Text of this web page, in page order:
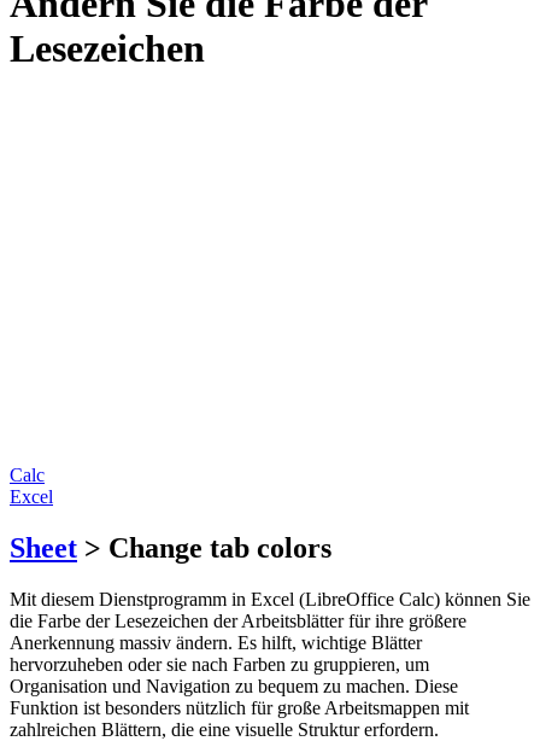
Lesezeichen
Calc
Excel
Sheet > Change tab colors
Mit diesem Dienstprogramm in Excel (LibreOffice Calc) können Sie
die Farbe der Lesezeichen der Arbeitsblätter für ihre größere
Anerkennung massiv ändern. Es hilft, wichtige Blätter
hervorzuheben oder sie nach Farben zu gruppieren, um
Organisation und Navigation zu bequem zu machen. Diese
Funktion ist besonders nützlich für große Arbeitsmappen mit
zahlreichen Blättern, die eine visuelle Struktur erfordern.